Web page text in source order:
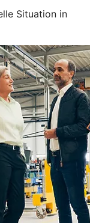
Situation in